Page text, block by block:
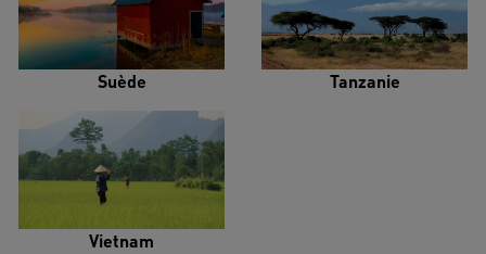
Suède Tanzanie
Vietnam